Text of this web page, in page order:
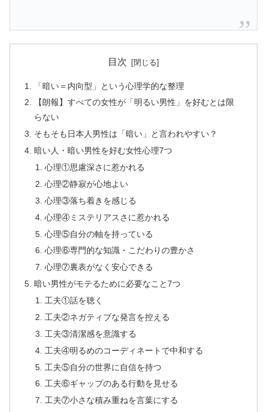
目次
「暗い＝内向型」という心理学的な整理
【朗報】すべての女性が「明るい男性」を好むとは限
らない
そもそも日本人男性は「暗い」と言われやすい？
暗い人・暗い男性を好む女性心理7つ
心理①思慮深さに惹かれる
心理②静寂が心地よい
心理③落ち着きを感じる
心理④ミステリアスさに惹かれる
心理⑤自分の軸を持っている
心理⑥専門的な知識・こだわりの豊かさ
心理⑦裏表がなく安心できる
暗い男性がモテるために必要なこと7つ
工夫①話を聴く
工夫②ネガティブな発言を控える
工夫③清潔感を意識する
工夫④明るめのコーディネートで中和する
工夫⑤自分の世界に自信を持つ
工夫⑥ギャップのある行動を見せる
工夫⑦小さな積み重ねを言葉にする